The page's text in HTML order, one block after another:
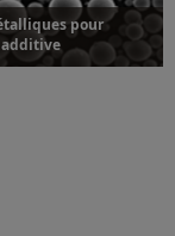
pour